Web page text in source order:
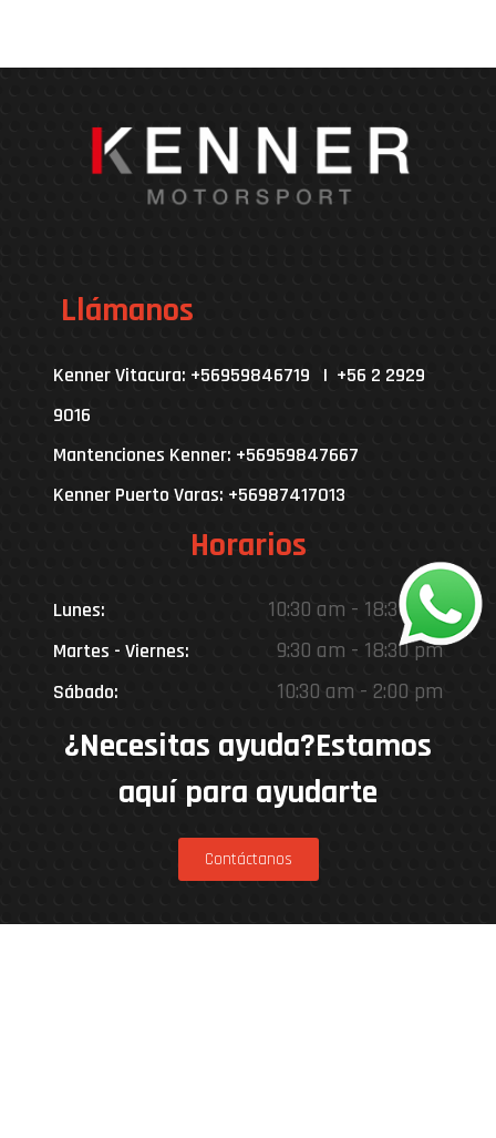
Llámanos
Kenner Vitacura: +56959846719 | +56 2 2929
9016
Mantenciones Kenner: +56959847667
Kenner Puerto Varas: +56987417013
Horarios
Lunes: 10:30 am - 18:30 pm
Martes - Viernes: 9:30 am - 18:30 pm
Sábado: 10:30 am - 2:00 pm
¿Necesitas ayuda?Estamos
aquí para ayudarte
Contáctanos